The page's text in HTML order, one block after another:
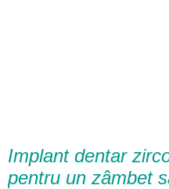
Implant dentar
pentru un zâmbet